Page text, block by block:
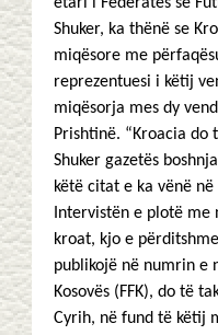
Shuker, ka thënë se
miqësore me
reprezentuesi i këtij
miqësorja mes dy
Prishtinë. “Kroacia do
Shuker gazetës
këtë citat e ka vënë
Intervistën e plotë
kroat, kjo e
publikojë në numrin e
Kosovës (FFK), do të
Cyrih, në fund të këtij